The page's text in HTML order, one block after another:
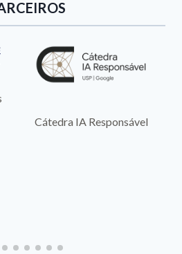
nic.br